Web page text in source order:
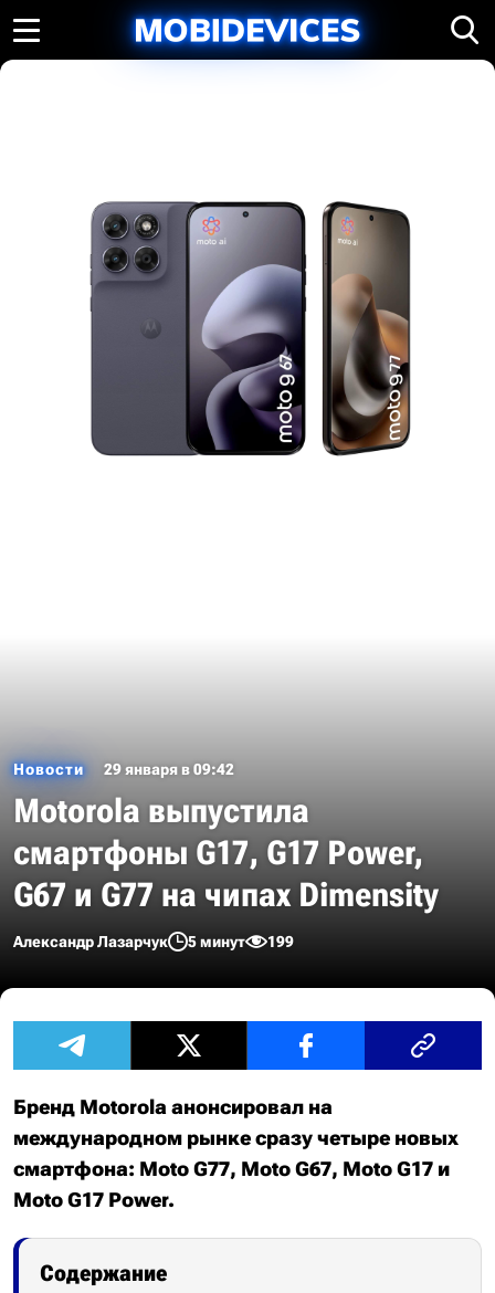
Новости 29 января в 09:42
Motorola выпустила
смартфоны G17, G17 Power,
G67 и G77 на чипах Dimensity
Александр Лазарчук 5 минут 199
Бренд Motorola анонсировал на
международном рынке сразу четыре новых
смартфона: Moto G77, Moto G67, Moto G17 и
Moto G17 Power.
Содержание